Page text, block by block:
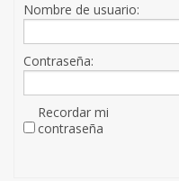
Nombre de usuario:
Contraseña:
Recordar mi
contraseña